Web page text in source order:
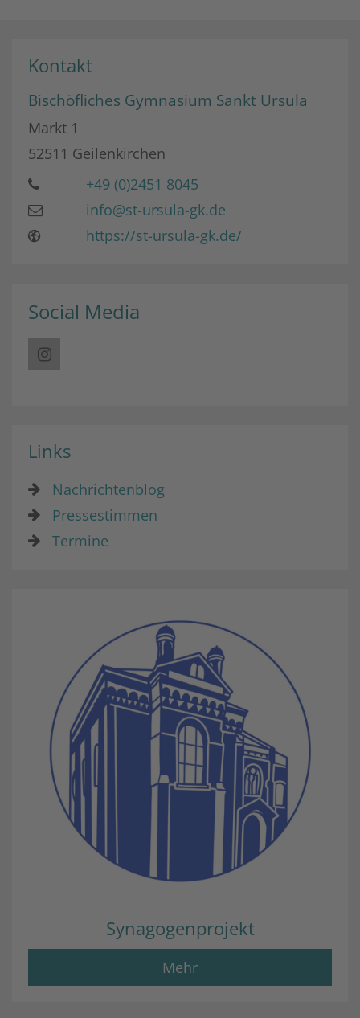
Kontakt
Bischöfliches Gymnasium Sankt Ursula
Markt 1
52511 Geilenkirchen
+49 (0)2451 8045
info@st-ursula-gk.de
https://st-ursula-gk.de/
Social Media
Links
Nachrichtenblog
Pressestimmen
Termine
Synagogenprojekt
Mehr